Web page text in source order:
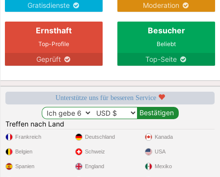
Gratisdienste Moderation
Ernsthaft
Top-Profile
Geprüft
Besucher
Beliebt
Top-Seite
Unterstütze uns für besseren Service
Treffen nach Land
Frankreich
Belgien
Spanien
Deutschland
Schweiz
England
Kanada
USA
Mexiko